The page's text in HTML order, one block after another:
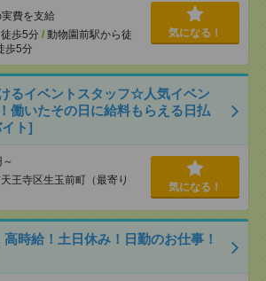
費を支給
歩5分 / 動物園前駅から徒
歩5分
気になる！
るイベントスタッフ☆人気イベン
働いたその日に給料もらえる日払
ト]
王寺区生玉前町（最寄り
気になる！
時給！土日休み！日勤のお仕事！